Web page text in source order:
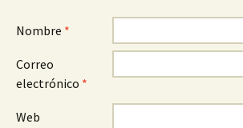
Nombre *
Correo
electrónico *
Web